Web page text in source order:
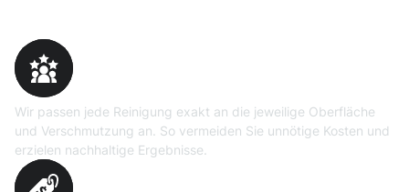
Wir passen jede Reinigung exakt an die jeweilige Oberfläche
und Verschmutzung an. So vermeiden Sie unnötige Kosten und
erzielen nachhaltige Ergebnisse.